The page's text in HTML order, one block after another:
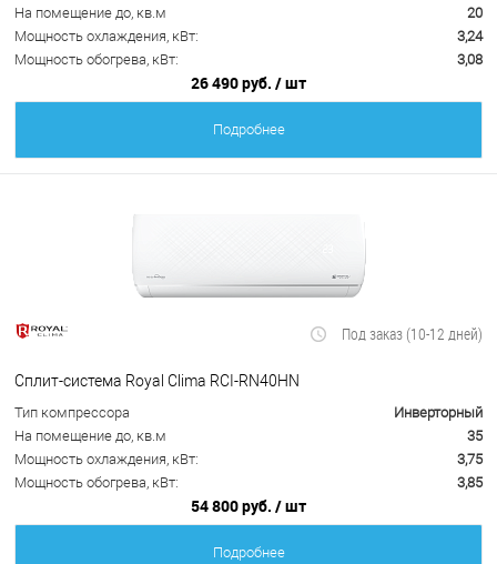
На помещение до, кв.м
20
Мощность охлаждения, кВт:
3,24
Мощность обогрева, кВт:
3,08
26 490 руб. / шт
Подробнее
Под заказ (10-12 дней)
Сплит-система Royal Clima RCI-RN40HN
Тип компрессора
Инверторный
На помещение до, кв.м
35
Мощность охлаждения, кВт:
3,75
Мощность обогрева, кВт:
3,85
54 800 руб. / шт
Подробнее